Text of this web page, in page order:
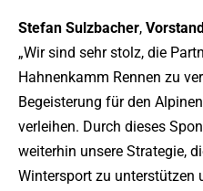
Stefan Sulzbacher,
„Wir sind sehr stolz, die
Hahnenkamm Rennen zu
Begeisterung für den
verleihen. Durch dieses
weiterhin unsere Strategie,
Wintersport zu unterstützen